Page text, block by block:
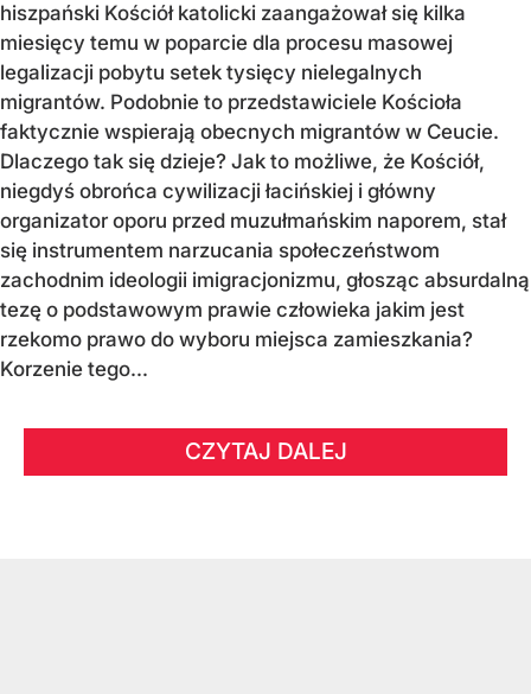
hiszpański Kościół katolicki zaangażował się kilka
miesięcy temu w poparcie dla procesu masowej
legalizacji pobytu setek tysięcy nielegalnych
migrantów. Podobnie to przedstawiciele Kościoła
faktycznie wspierają obecnych migrantów w Ceucie.
Dlaczego tak się dzieje? Jak to możliwe, że Kościół,
niegdyś obrońca cywilizacji łacińskiej i główny
organizator oporu przed muzułmańskim naporem, stał
się instrumentem narzucania społeczeństwom
zachodnim ideologii imigracjonizmu, głosząc absurdalną
tezę o podstawowym prawie człowieka jakim jest
rzekomo prawo do wyboru miejsca zamieszkania?
Korzenie tego...
CZYTAJ DALEJ